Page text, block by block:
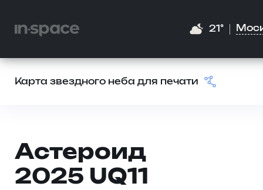
21°
Карта звездного неба для печати
Астероид
2025 UQ11